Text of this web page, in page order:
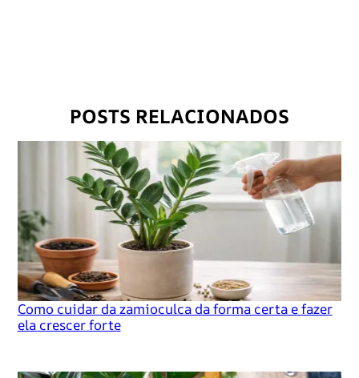
POSTS RELACIONADOS
Como cuidar da zamioculca da forma certa e fazer
ela crescer forte